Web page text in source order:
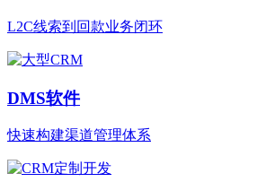
L2C线索到回款业务闭环
DMS软件
快速构建渠道管理体系